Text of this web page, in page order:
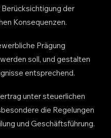
der
Konsequenzen.
Prägung
soll, und gestalten
entsprechend.
unter steuerlichen
die Regelungen
und Geschäftsführung.